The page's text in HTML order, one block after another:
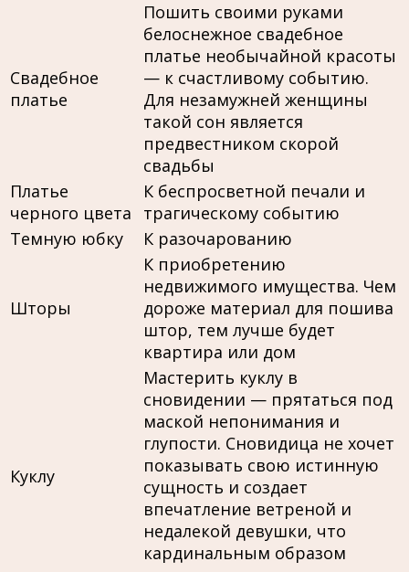
Свадебное
платье
Пошить своими руками
белоснежное свадебное
платье необычайной красоты
— к счастливому событию.
Для незамужней женщины
такой сон является
предвестником скорой
свадьбы
Платье
черного цвета
К беспросветной печали и
трагическому событию
Темную юбку
К разочарованию
Шторы
К приобретению
недвижимого имущества. Чем
дороже материал для пошива
штор, тем лучше будет
квартира или дом
Куклу
Мастерить куклу в
сновидении — прятаться под
маской непонимания и
глупости. Сновидица не хочет
показывать свою истинную
сущность и создает
впечатление ветреной и
недалекой девушки, что
кардинальным образом